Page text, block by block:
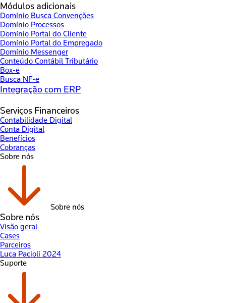
Módulos adicionais
Domínio Busca Convenções
Domínio Processos
Domínio Portal do Cliente
Domínio Portal do Empregado
Domínio Messenger
Conteúdo Contábil Tributário
Box-e
Busca NF-e
Integração com ERP
Serviços Financeiros
Contabilidade Digital
Conta Digital
Benefícios
Cobranças
Sobre nós
Sobre nós
Sobre nós
Visão geral
Cases
Parceiros
Luca Pacioli 2024
Suporte